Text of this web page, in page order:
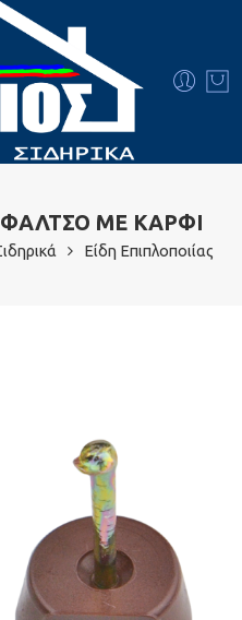
ΜΕ ΚΑΡΦΙ
Είδη Επιπλοποιίας